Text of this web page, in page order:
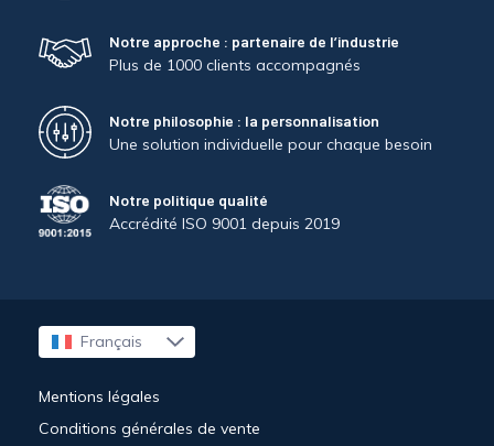
Notre approche : partenaire de l’industrie
Plus de 1000 clients accompagnés
Notre philosophie : la personnalisation
Une solution individuelle pour chaque besoin
Notre politique qualité
Accrédité ISO 9001 depuis 2019
Français
English
Mentions légales
Conditions générales de vente